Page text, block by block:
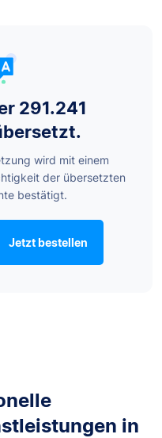
291.241
wird mit einem
der übersetzten
bestätigt.
Jetzt bestellen
in